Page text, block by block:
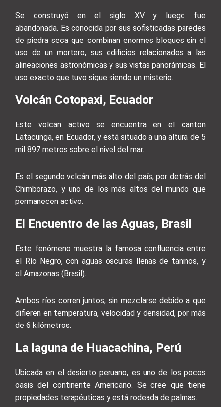
Se construyó en el siglo XV y luego fue
abandonada. Es conocida por sus sofisticadas paredes
de piedra seca que combinan enormes bloques sin el
uso de un mortero, sus edificios relacionados a las
alineaciones astronómicas y sus vistas panorámicas. El
uso exacto que tuvo sigue siendo un misterio.
Volcán Cotopaxi, Ecuador
Este volcán activo se encuentra en el cantón
Latacunga, en Ecuador, y está situado a una altura de 5
mil 897 metros sobre el nivel del mar.
Es el segundo volcán más alto del país, por detrás del
Chimborazo, y uno de los más altos del mundo que
permanecen activo.
El Encuentro de las Aguas, Brasil
Este fenómeno muestra la famosa confluencia entre
el Río Negro, con aguas oscuras llenas de taninos, y
el Amazonas (Brasil).
Ambos ríos corren juntos, sin mezclarse debido a que
difieren en temperatura, velocidad y densidad, por más
de 6 kilómetros.
La laguna de Huacachina, Perú
Ubicada en el desierto peruano, es uno de los pocos
oasis del continente Americano. Se cree que tiene
propiedades terapéuticas y está rodeada de palmas.